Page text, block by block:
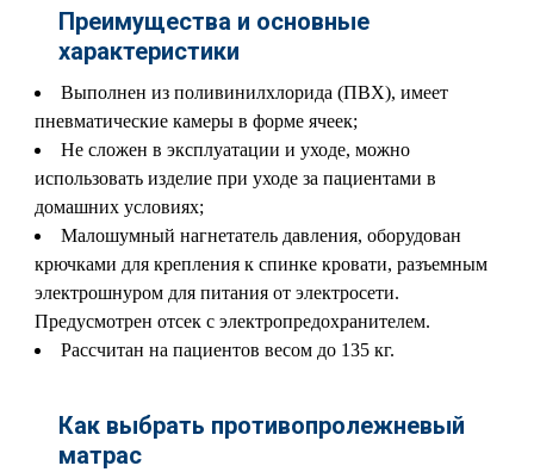
Преимущества и основные
характеристики
Выполнен из поливинилхлорида (ПВХ), имеет
пневматические камеры в форме ячеек;
Не сложен в эксплуатации и уходе, можно
использовать изделие при уходе за пациентами в
домашних условиях;
Малошумный нагнетатель давления, оборудован
крючками для крепления к спинке кровати, разъемным
электрошнуром для питания от электросети.
Предусмотрен отсек с электропредохранителем.
Рассчитан на пациентов весом до 135 кг.
Как выбрать противопролежневый
матрас